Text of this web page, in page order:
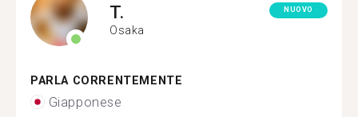
T.
Osaka
NUOVO
PARLA CORRENTEMENTE
Giapponese